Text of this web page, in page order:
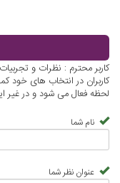
کاربر محترم : نظرات و
کاربران در انتخاب های خود
لحظه فعال می شود و در
نام شما
عنوان نظر شما